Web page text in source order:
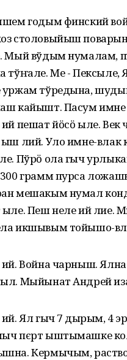
годым финский
столовыйыш
Мый вўдым нумалам,
тўҥале. Ме - Пексыле,
уржам тўредына,
кайышт. Пасум
ий пешат йӧсӧ ыле.
ыш лий. Уло имне-
Пўрӧ ола гыч
грамм пурса
мешакым нумал
ыле. Пеш неле ий
икшывым тойышо-
ий. Война чарныш.
Мыйынат Андрей
ий. Ял гыч 7 ӱдырым, 4
пєрт ыштымашке
Кермычым,